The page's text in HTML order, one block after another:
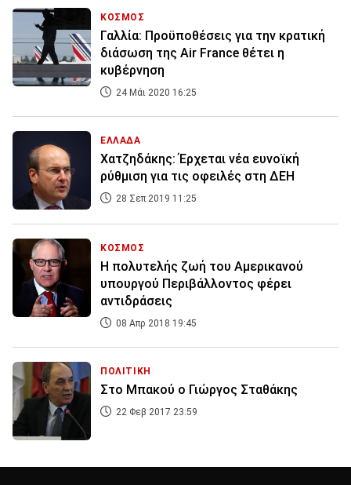
ΚΟΣΜΟΣ
Γαλλία: Προϋποθέσεις για την κρατική
διάσωση της Air France θέτει η
κυβέρνηση
24 Μάι 2020 16:25
ΕΛΛΑΔΑ
Χατζηδάκης: Έρχεται νέα ευνοϊκή
ρύθμιση για τις οφειλές στη ΔΕΗ
28 Σεπ 2019 11:25
ΚΟΣΜΟΣ
Η πολυτελής ζωή του Αμερικανού
υπουργού Περιβάλλοντος φέρει
αντιδράσεις
08 Απρ 2018 19:45
ΠΟΛΙΤΙΚΗ
Στο Μπακού ο Γιώργος Σταθάκης
22 Φεβ 2017 23:59